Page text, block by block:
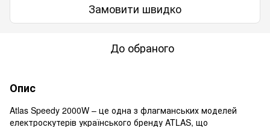
Замовити швидко
До обраного
Опис
Atlas Speedy 2000W – це одна з флагманських моделей
електроскутерів українського бренду ATLAS, що